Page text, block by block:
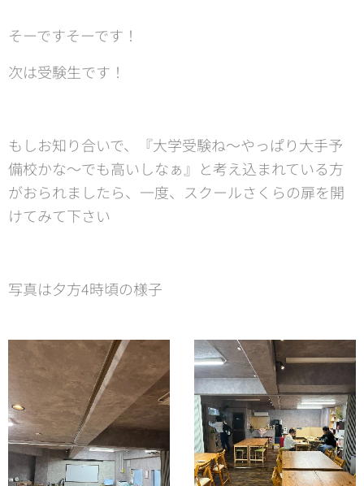
そーですそーです！
次は受験生です！
もしお知り合いで、『大学受験ね〜やっぱり大手予
備校かな〜でも高いしなぁ』と考え込まれている方
がおられましたら、一度、スクールさくらの扉を開
けてみて下さい😊
写真は夕方4時頃の様子🤗